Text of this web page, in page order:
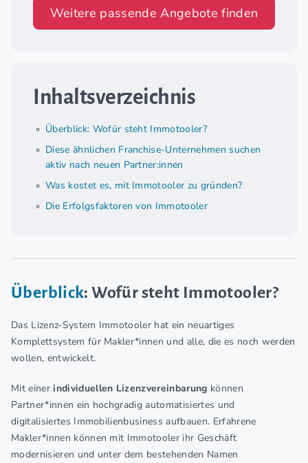
Weitere passende Angebote finden
Inhaltsverzeichnis
Überblick: Wofür steht Immotooler?
Diese ähnlichen Franchise-Unternehmen suchen
aktiv nach neuen Partner:innen
Was kostet es, mit Immotooler zu gründen?
Die Erfolgsfaktoren von Immotooler
Überblick: Wofür steht Immotooler?
Das Lizenz-System Immotooler hat ein neuartiges
Komplettsystem für Makler*innen und alle, die es noch werden
wollen, entwickelt.
Mit einerindividuellen Lizenzvereinbarung können
Partner*innen ein hochgradig automatisiertes und
digitalisiertes Immobilienbusiness aufbauen. Erfahrene
Makler*innen können mit Immotooler ihr Geschäft
modernisieren und unter dem bestehenden Namen